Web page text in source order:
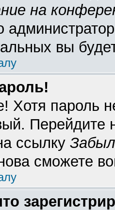
на
вы
Хотя пароль
Перейдите
ссылку
сможете